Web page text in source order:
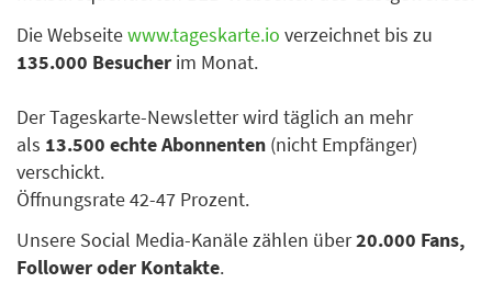
Die Webseitewww.tageskarte.io verzeichnet bis zu
135.000 Besucher im Monat.
Der Tageskarte-Newsletter wird täglich an mehr
als 13.500 echte Abonnenten (nicht Empfänger)
verschickt.
Öffnungsrate 42-47 Prozent.
Unsere Social Media-Kanäle zählen über20.000 Fans,
Follower oder Kontakte.